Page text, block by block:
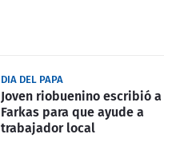
DIA DEL PAPA
Joven riobuenino escribió a
Farkas para que ayude a
trabajador local